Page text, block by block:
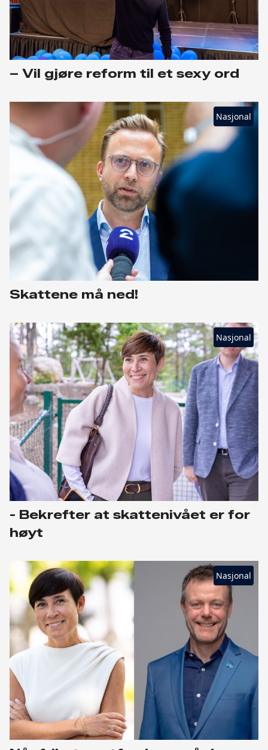
– Vil gjøre reform til et sexy ord
Nasjonal
Skattene må ned!
Nasjonal
- Bekrefter at skattenivået er for
høyt
Nasjonal